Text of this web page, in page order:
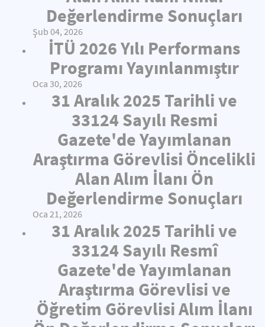
Değerlendirme Sonuçları
Şub 04, 2026
İTÜ 2026 Yılı Performans
Programı Yayınlanmıştır
Oca 30, 2026
31 Aralık 2025 Tarihli ve
33124 Sayılı Resmi
Gazete'de Yayımlanan
Araştırma Görevlisi Öncelikli
Alan Alım İlanı Ön
Değerlendirme Sonuçları
Oca 21, 2026
31 Aralık 2025 Tarihli ve
33124 Sayılı Resmî
Gazete'de Yayımlanan
Araştırma Görevlisi ve
Öğretim Görevlisi Alım İlanı